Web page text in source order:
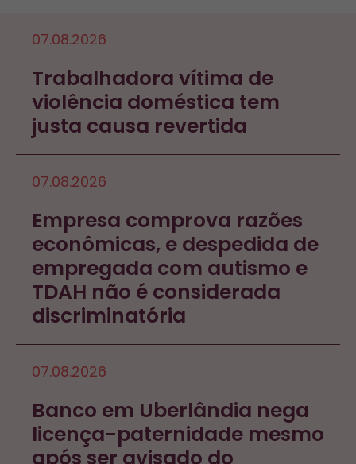
07.08.2026
Trabalhadora vítima de
violência doméstica tem
justa causa revertida
07.08.2026
Empresa comprova razões
econômicas, e despedida de
empregada com autismo e
TDAH não é considerada
discriminatória
07.08.2026
Banco em Uberlândia nega
licença-paternidade mesmo
após ser avisado do